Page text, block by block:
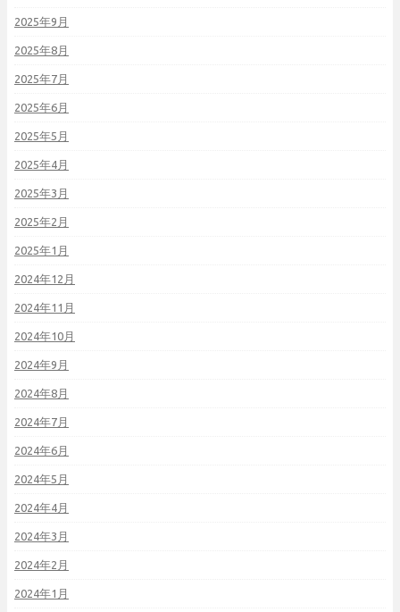
2025年9月
2025年8月
2025年7月
2025年6月
2025年5月
2025年4月
2025年3月
2025年2月
2025年1月
2024年12月
2024年11月
2024年10月
2024年9月
2024年8月
2024年7月
2024年6月
2024年5月
2024年4月
2024年3月
2024年2月
2024年1月